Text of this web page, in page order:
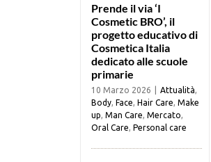
Prende il via ‘I
Cosmetic BRO’, il
progetto educativo di
Cosmetica Italia
dedicato alle scuole
primarie
10 Marzo 2026 Attualità
Body, Face Hair Care Make
up Man Care Mercato
Oral Care Personal care